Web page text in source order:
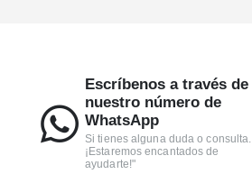
Escríbenos a través de
nuestro número de
WhatsApp
Si tienes alguna duda o consulta.
¡Estaremos encantados de
ayudarte!"